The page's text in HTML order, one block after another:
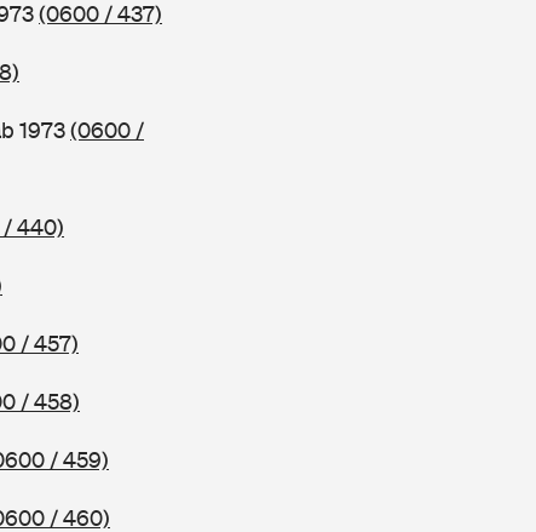
(0600 / 437)
1973(0600 /
440)
/ 457)
/ 458)
/ 459)
/ 460)